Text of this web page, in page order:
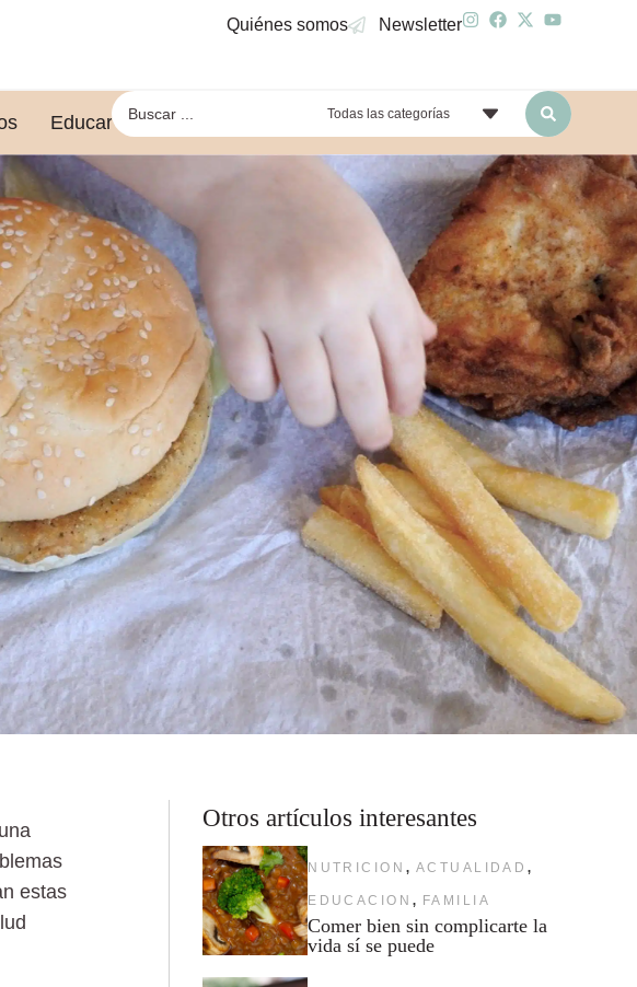
Quiénes somos Newsletter
Educar leyendo Todas las categorías
estas
Otros artículos interesantes
NUTRICION , ACTUALIDAD ,
EDUCACION , FAMILIA
Comer bien sin complicarte la
vida sí se puede